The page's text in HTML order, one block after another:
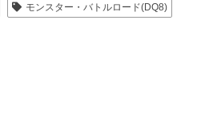
モンスター・バトルロード(DQ8)